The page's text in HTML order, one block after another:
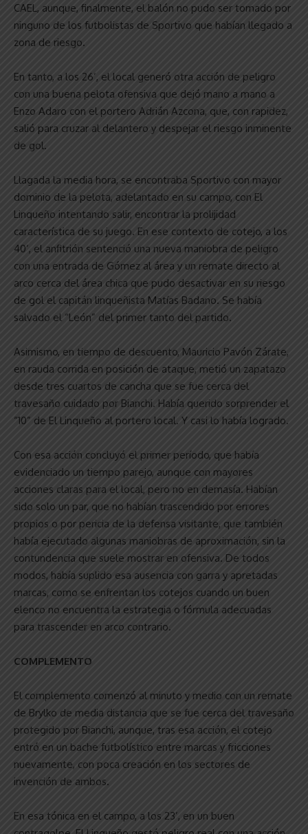
CAEL, aunque, finalmente, el balón no pudo ser tomado por
ninguno de los futbolistas de Sportivo que habían llegado a
zona de riesgo.
En tanto, a los 26’, el local generó otra acción de peligro
con una buena pelota ofensiva que dejó mano a mano a
Enzo Adaro con el portero Adrián Azcona, que, con rapidez,
salió para cruzar al delantero y despejar el riesgo inminente
de gol.
Llagada la media hora, se encontraba Sportivo con mayor
dominio de la pelota, adelantado en su campo, con El
Linqueño intentando salir, encontrar la prolijidad
característica de su juego. En ese contexto de cotejo, a los
40’, el anfitrión sentenció una nueva maniobra de peligro
con una entrada de Gómez al área y un remate directo al
arco cerca del área chica que pudo desactivar en su riesgo
de gol el capitán linqueñista Matías Badano. Se había
salvado el “León” del primer tanto del partido.
Asimismo, en tiempo de descuento, Mauricio Pavón Zárate,
en rauda corrida en posición de ataque, metió un zapatazo
desde tres cuartos de cancha que se fue cerca del
travesaño cuidado por Bianchi. Había querido sorprender el
“10” de El Linqueño al portero local. Y casi lo había logrado.
Con esa acción concluyó el primer período, que había
evidenciado un tiempo parejo, aunque con mayores
acciones claras para el local, pero no en demasía. Habían
sido solo un par, que no habían trascendido por errores
propios o por pericia de la defensa visitante, que también
había ejecutado algunas maniobras de aproximación, sin la
contundencia que suele mostrar en ofensiva. De todos
modos, había suplido esa ausencia con garra y apretadas
marcas, como se enfrentan los cotejos cuando un buen
elenco no encuentra la estrategia o fórmula adecuadas
para trascender en arco contrario.
COMPLEMENTO
El complemento comenzó al minuto y medio con un remate
de Brylko de media distancia que se fue cerca del travesaño
protegido por Bianchi, aunque, tras esa acción, el cotejo
entró en un bache futbolístico entre marcas y fricciones
nuevamente, con poca creación en los sectores de
invención de ambos.
En esa tónica en el campo, a los 23’, en un buen